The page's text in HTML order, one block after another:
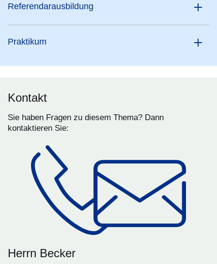
Referendarausbildung
Praktikum
Kontakt
Sie haben Fragen zu diesem Thema? Dann
kontaktieren Sie:
Herrn Becker